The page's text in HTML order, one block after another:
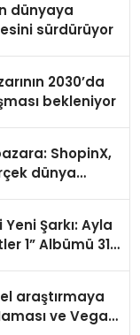
dünyaya
sürdürüyor
2030’da
bekleniyor
ShopinX,
dünya
Şarkı: Ayla
1” Albümü 31
araştırmaya
ve Vegan